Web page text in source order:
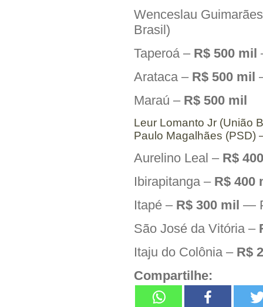
Wenceslau
Brasil)
Taperoá – R$ 500 mil
Arataca – R$ 500 mil
Maraú – R$ 500 mil
Leur Lomanto Jr (União
Paulo Magalhães
Aurelino Leal – R$
Ibirapitanga – R$ 400
Itapé – R$ 300 mil —
São José da Vitória –
Itaju do Colônia – R$
Compartilhe: